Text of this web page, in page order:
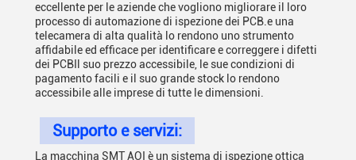
eccellente per le aziende che vogliono migliorare il loro
processo di automazione di ispezione dei PCB.e una
telecamera di alta qualità lo rendono uno strumento
affidabile ed efficace per identificare e correggere i difetti
dei PCBIl suo prezzo accessibile, le sue condizioni di
pagamento facili e il suo grande stock lo rendono
accessibile alle imprese di tutte le dimensioni.
Supporto e servizi:
La macchina SMT AOI è un sistema di ispezione ottica